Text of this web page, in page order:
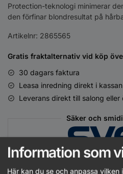
Protection-teknologi minimerar
den förfinar blondresultat på
Artikelnr: 2865565
Gratis fraktalternativ vid köp
30 dagars faktura
Leasa inredning direkt i
Leverans direkt till salong eller
Säker och
Information som
Här kan du se och anpassa vilken